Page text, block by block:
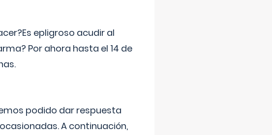
epligroso acudir al
Por ahora hasta el 14 de
podido dar respuesta
A continuación,